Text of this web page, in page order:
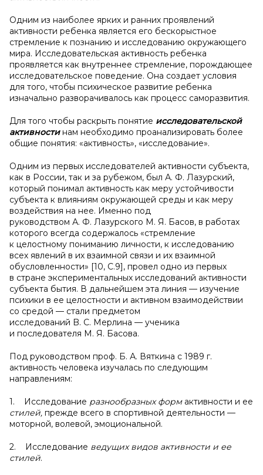
Одним из наиболее ярких и ранних проявлений
активности ребенка является его бескорыстное
стремление к познанию и исследованию окружающего
мира. Исследовательская активность ребенка
проявляется как внутреннее стремление, порождающее
исследовательское поведение. Она создает условия
для того, чтобы психическое развитие ребенка
изначально разворачивалось как процесс саморазвития.
Для того чтобы раскрыть понятие исследовательской
активностинам необходимо проанализировать более
общие понятия: «активность», «исследование».
Одним из первых исследователей активности субъекта,
как в России, так и за рубежом, был А. Ф. Лазурский,
который понимал активность как меру устойчивости
субъекта к влияниям окружающей среды и как меру
воздействия на нее. Именно под
руководством А. Ф. Лазурского М. Я. Басов, в работах
которого всегда содержалось «стремление
к целостному пониманию личности, к исследованию
всех явлений в их взаимной связи и их взаимной
обусловленности» [10, C.9], провел одно из первых
в стране экспериментальных исследований активности
субъекта бытия. В дальнейшем эта линия — изучение
психики в ее целостности и активном взаимодействии
со средой — стали предметом
исследований B. C. Мерлина — ученика
и последователя М. Я. Басова.
Под руководством проф. Б. А. Вяткина с 1989 г.
активность человека изучалась по следующим
направлениям:
1. Исследование разнообразных формактивности и ее
стилей, прежде всего в спортивной деятельности —
моторной, волевой, эмоциональной.
2. Исследование ведущих видов активности и ее
стилей.